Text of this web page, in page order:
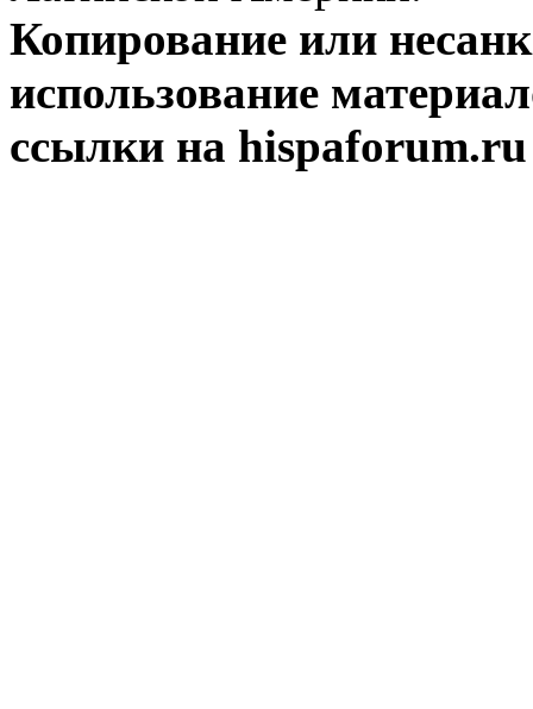
Копирование или
использование
ссылки на hispaforum.ru